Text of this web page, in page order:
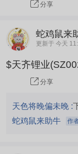
分享
蛇鸡鼠来
更新于 今天
$天齐锂业
分享
天色将晚偏未晚 :
蛇鸡鼠来助牛
作